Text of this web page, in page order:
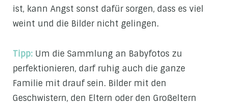
ist, kann Angst sonst dafür sorgen, dass es viel
weint und die Bilder nicht gelingen.
Tipp: Um die Sammlung an Babyfotos zu
perfektionieren, darf ruhig auch die ganze
Familie mit drauf sein. Bilder mit den
Geschwistern, den Eltern oder den Großeltern